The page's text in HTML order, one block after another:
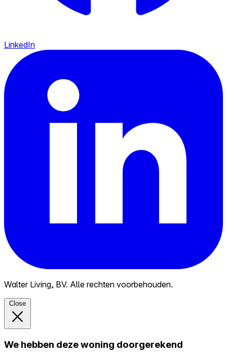
LinkedIn
Walter Living, BV. Alle rechten voorbehouden.
Close
We hebben deze woning doorgerekend